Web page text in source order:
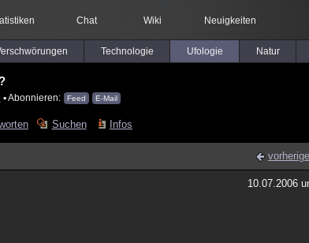
Chat Wiki Neuigkeiten
Technologie Ufologie Natur
▪ Abonnieren: Feed E-Mail
Suchen Infos
vorherige
10.07.2006